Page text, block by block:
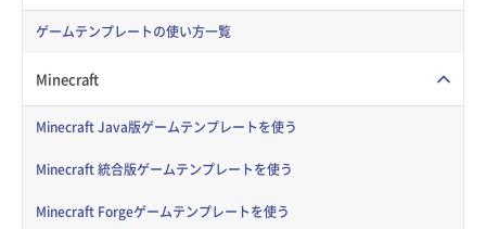
ゲームテンプレートの使い方一覧
Minecraft
Minecraft Java版ゲームテンプレートを使う
Minecraft 統合版ゲームテンプレートを使う
Minecraft Forgeゲームテンプレートを使う